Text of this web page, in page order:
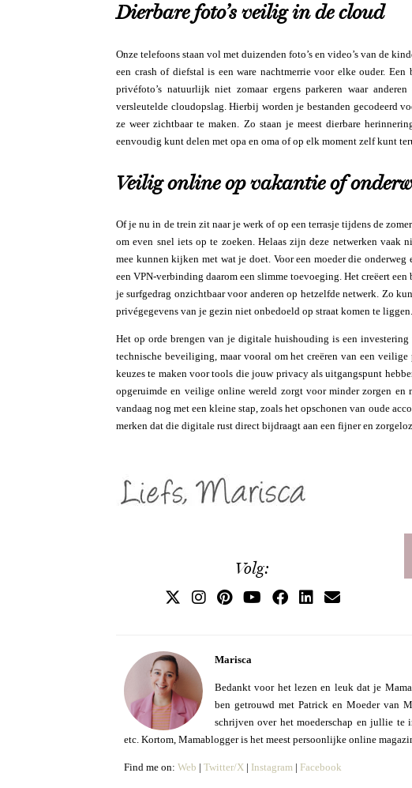
Dierbare foto’s veilig in de cloud
Onze telefoons staan vol met duizenden foto’s en video’s van de
een crash of diefstal is een ware nachtmerrie voor elke ouder.
privéfoto’s natuurlijk niet zomaar ergens parkeren waar
versleutelde cloudopslag. Hierbij worden je bestanden gecodeerd
ze weer zichtbaar te maken. Zo staan je meest dierbare
eenvoudig kunt delen met opa en oma of op elk moment zelf kunt
Veilig online op vakantie of
Of je nu in de trein zit naar je werk of op een terrasje tijdens de
om even snel iets op te zoeken. Helaas zijn deze netwerken
mee kunnen kijken met wat je doet. Voor een moeder die
een VPN-verbinding daarom een slimme toevoeging. Het creëert
je surfgedrag onzichtbaar voor anderen op hetzelfde netwerk. Zo
privégegevens van je gezin niet onbedoeld op straat komen te liggen.
Het op orde brengen van je digitale huishouding is een
technische beveiliging, maar vooral om het creëren van een
keuzes te maken voor tools die jouw privacy als uitgangspunt
opgeruimde en veilige online wereld zorgt voor minder zorgen
vandaag nog met een kleine stap, zoals het opschonen van oude
merken dat die digitale rust direct bijdraagt aan een fijner en
Volg:
Marisca
Bedankt voor het lezen en leuk dat je
ben getrouwd met Patrick en Moeder van
schrijven over het moederschap en jullie te
etc. Kortom, Mamablogger is het meest persoonlijke online
Find me on: Web | Twitter/X | Instagram | Facebook